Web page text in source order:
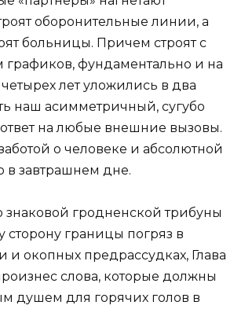
оборонительные линии, а
больницы. Причем строят с
фундаментально и на
четырех лет уложились в два
наш асимметричный, сугубо
на любые внешние вызовы.
о человеке и абсолютной
в завтрашнем дне.
знаковой гродненской трибуны
сторону границы погряз в
окопных предрассудках, Глава
слова, которые должны
душем для горячих голов в